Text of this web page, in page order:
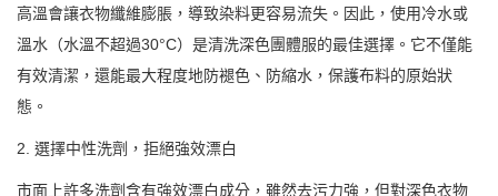
高溫會讓衣物纖維膨脹，導致染料更容易流失。因此，使用冷水或
溫水（水溫不超過30°C）是清洗深色團體服的最佳選擇。它不僅能
有效清潔，還能最大程度地防褪色、防縮水，保護布料的原始狀
態。
2. 選擇中性洗劑，拒絕強效漂白
市面上許多洗劑含有強效漂白成分，雖然去污力強，但對深色衣物